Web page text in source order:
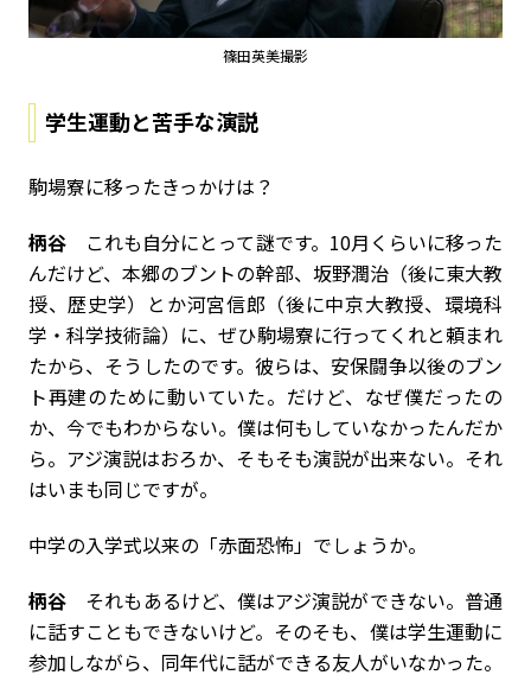
篠田英美撮影
学生運動と苦手な演説
――駒場寮に移ったきっかけは？
柄谷 これも自分にとって謎です。10月くらいに移った
んだけど、本郷のブントの幹部、坂野潤治（後に東大教
授、歴史学）とか河宮信郎（後に中京大教授、環境科
学・科学技術論）に、ぜひ駒場寮に行ってくれと頼まれ
たから、そうしたのです。彼らは、安保闘争以後のブン
ト再建のために動いていた。だけど、なぜ僕だったの
か、今でもわからない。僕は何もしていなかったんだか
ら。アジ演説はおろか、そもそも演説が出来ない。それ
はいまも同じですが。
――中学の入学式以来の「赤面恐怖」でしょうか。
柄谷 それもあるけど、僕はアジ演説ができない。普通
に話すこともできないけど。そのそも、僕は学生運動に
参加しながら、同年代に話ができる友人がいなかった。